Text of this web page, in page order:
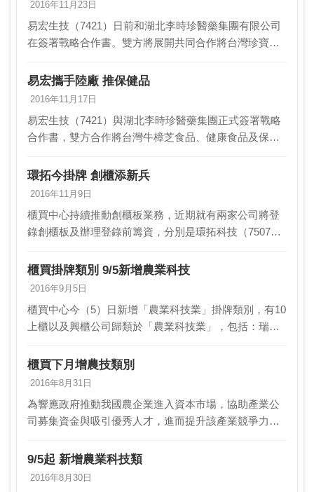
2016年11月23日
易宏生技（7421）日前和湖北李時珍醫藥集團有限公司
在簽署戰略合作書。雙方將展開共同合作將台灣珍寶牛
「大健康計畫」推展至大陸市場。易宏生技董事長蘇睿
騏表…
易宏攜手陸廠 推保健品
2016年11月17日
易宏生技（7421）與湖北李時珍醫藥集團正式簽署戰略
合作書，雙方合作將台灣牛樟芝食品、健康食品及保健
加速台灣原生椴木牛樟芝及產品合法登陸，最快明年開
始…
環拓今掛牌 創櫃添新兵
2016年11月9日
櫃買中心持續推動創櫃板業務，近期就有兩家公司將登
錄創櫃板及辦理登錄前籌資，分別是環拓科技（7507）
家，今年來累計輔導家數則有37家。環拓科技將於…
櫃買掛牌類別 9/5新增農業科技
2016年9月5日
櫃買中心今（5）日新增「農業科技業」掛牌類別，有10
上櫃以及興櫃公司歸類於「農業科技業」，包括：瑞基
醫（4193）、瑞寶基因（6479）、正瀚…
櫃買下月增農技類別
2016年8月31日
為響應政府推動我國農企業進入資本市場，協助產業公
司募集資金與吸引優秀人才，進而提升該產業競爭力，
技業」上櫃及興櫃。為增加農業科技類公司於市場中的
辨識度…
9/5起 新增農業科技類
2016年8月30日